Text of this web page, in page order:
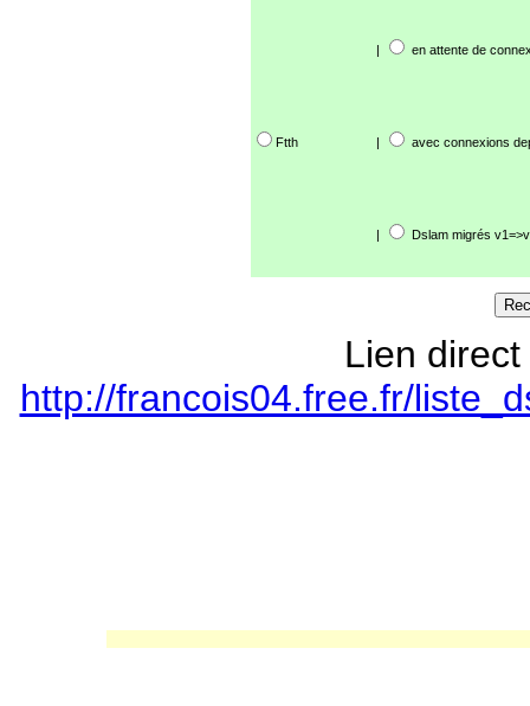
| en attente de
Ftth | avec connexions
| Dslam migrés
Lien
http://francois04.free.fr/